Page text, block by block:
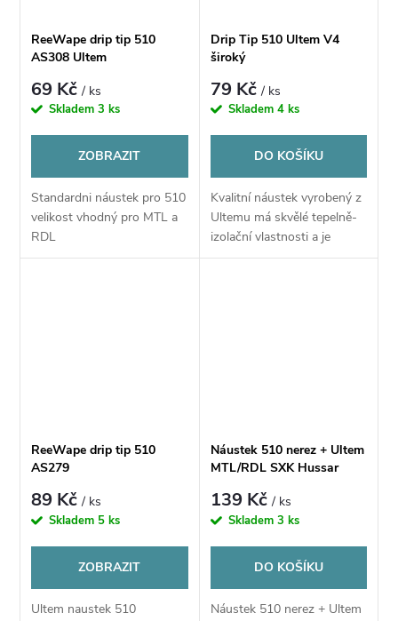
ReeWape drip tip 510
AS308 Ultem
69 Kč/ ks
Skladem3 ks
ZOBRAZIT
Standardni náustek pro 510
velikost vhodný pro MTL a
RDL
Drip Tip 510 Ultem V4
široký
79 Kč/ ks
Skladem 4 ks
DO KOŠÍKU
Kvalitní náustek vyrobený z
Ultemu má skvělé tepelně-
izolační vlastnosti a je
příjemný do úst. Snadno se
ReeWape drip tip 510
AS279
89 Kč/ ks
Skladem 5 ks
ZOBRAZIT
Ultem naustek 510
Náustek 510 nerez + Ultem
MTL/RDL SXK Hussar
139 Kč/ ks
Skladem 3 ks
DO KOŠÍKU
Náustek 510 nerez + Ultem